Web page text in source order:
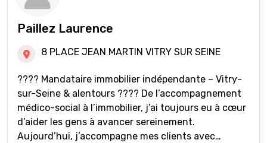
Paillez Laurence
8 PLACE JEAN MARTIN VITRY SUR SEINE
???? Mandataire immobilier indépendante – Vitry-
sur-Seine & alentours ???? De l’accompagnement
médico-social à l’immobilier, j’ai toujours eu à cœur
d’aider les gens à avancer sereinement.
Aujourd’hui, j’accompagne mes clients avec